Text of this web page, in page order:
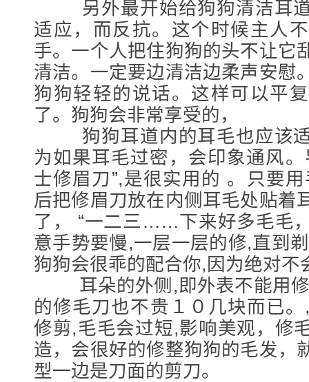
另外最开始给狗狗清洁耳道
适应，而反抗。这个时候主人
手。一个人把住狗狗的头不让它
清洁。一定要边清洁边柔声安慰
狗狗轻轻的说话。这样可以平
了。狗狗会非常享受的，
狗狗耳道内的耳毛也应该适
为如果耳毛过密，会印象通风
士修眉刀”,是很实用的 。只要
后把修眉刀放在内侧耳毛处贴着
了， “一二三……下来好多毛毛
意手势要慢,一层一层的修,直到
狗狗会很乖的配合你,因为绝对
耳朵的外侧,即外表不能用修
的修毛刀也不贵１０几块而已
修剪,毛毛会过短,影响美观，修
造，会很好的修整狗狗的毛发，
型一边是刀面的剪刀。